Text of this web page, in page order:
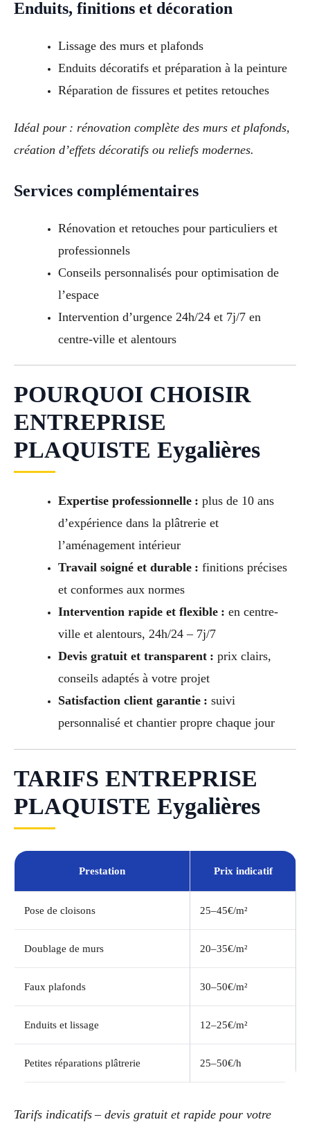
Enduits, finitions et décoration
Lissage des murs et plafonds
Enduits décoratifs et préparation à la peinture
Réparation de fissures et petites retouches
Idéal pour : rénovation complète des murs et plafonds,
création d’effets décoratifs ou reliefs modernes.
Services complémentaires
Rénovation et retouches pour particuliers et
professionnels
Conseils personnalisés pour optimisation de
l’espace
Intervention d’urgence 24h/24 et 7j/7 en
centre-ville et alentours
POURQUOI CHOISIR
ENTREPRISE
PLAQUISTE Eygalières
Expertise professionnelle : plus de 10 ans
d’expérience dans la plâtrerie et
l’aménagement intérieur
Travail soigné et durable : finitions précises
et conformes aux normes
Intervention rapide et flexible : en centre-
ville et alentours, 24h/24 – 7j/7
Devis gratuit et transparent : prix clairs,
conseils adaptés à votre projet
Satisfaction client garantie : suivi
personnalisé et chantier propre chaque jour
TARIFS ENTREPRISE
PLAQUISTE Eygalières
Prestation Prix indicatif
Pose de cloisons 25–45€/m²
Doublage de murs 20–35€/m²
Faux plafonds 30–50€/m²
Enduits et lissage 12–25€/m²
Petites réparations plâtrerie 25–50€/h
Tarifs indicatifs – devis gratuit et rapide pour votre